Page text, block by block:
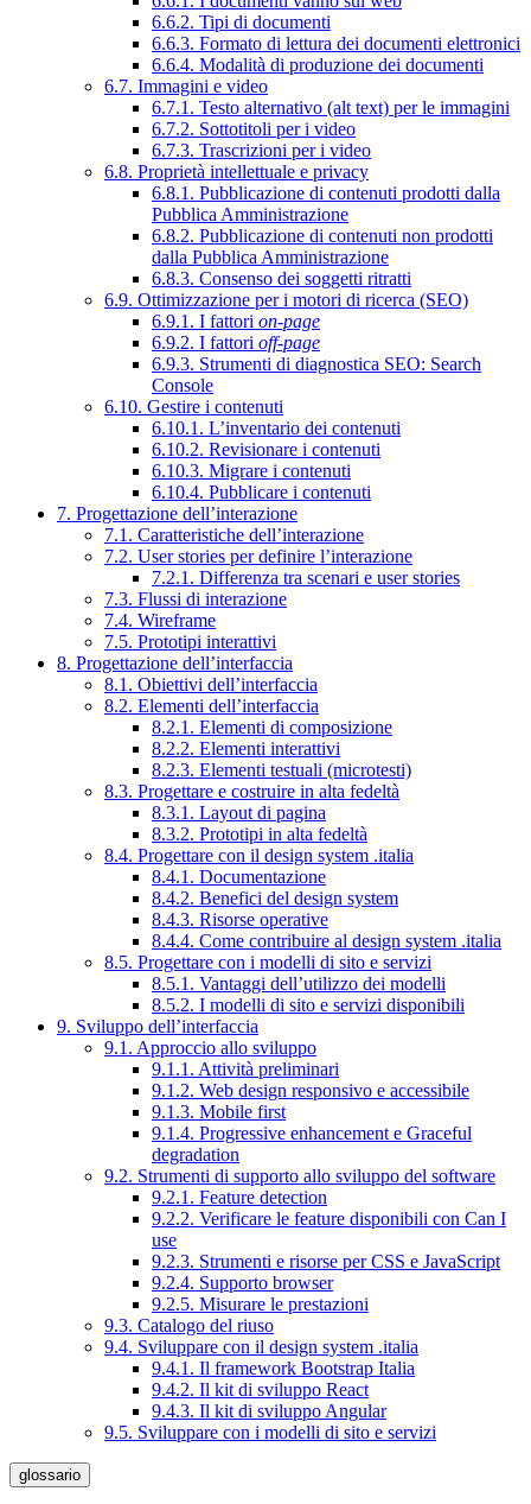
6.6.2. Tipi di documenti
6.6.3. Formato di lettura dei documenti elettronici
6.6.4. Modalità di produzione dei documenti
6.7. Immagini e video
6.7.1. Testo alternativo (alt text) per le immagini
6.7.2. Sottotitoli per i video
6.7.3. Trascrizioni per i video
6.8. Proprietà intellettuale e privacy
6.8.1. Pubblicazione di contenuti prodotti dalla
Pubblica Amministrazione
6.8.2. Pubblicazione di contenuti non prodotti
dalla Pubblica Amministrazione
6.8.3. Consenso dei soggetti ritratti
6.9. Ottimizzazione per i motori di ricerca (SEO)
6.9.1. I fattori on-page
6.9.2. I fattori off-page
6.9.3. Strumenti di diagnostica SEO: Search
Console
6.10. Gestire i contenuti
6.10.1. L’inventario dei contenuti
6.10.2. Revisionare i contenuti
6.10.3. Migrare i contenuti
6.10.4. Pubblicare i contenuti
7. Progettazione dell’interazione
7.1. Caratteristiche dell’interazione
7.2. User stories per definire l’interazione
7.2.1. Differenza tra scenari e user stories
7.3. Flussi di interazione
7.4. Wireframe
7.5. Prototipi interattivi
8. Progettazione dell’interfaccia
8.1. Obiettivi dell’interfaccia
8.2. Elementi dell’interfaccia
8.2.1. Elementi di composizione
8.2.2. Elementi interattivi
8.2.3. Elementi testuali (microtesti)
8.3. Progettare e costruire in alta fedeltà
8.3.1. Layout di pagina
8.3.2. Prototipi in alta fedeltà
8.4. Progettare con il design system .italia
8.4.1. Documentazione
8.4.2. Benefici del design system
8.4.3. Risorse operative
8.4.4. Come contribuire al design system .italia
8.5. Progettare con i modelli di sito e servizi
8.5.1. Vantaggi dell’utilizzo dei modelli
8.5.2. I modelli di sito e servizi disponibili
9. Sviluppo dell’interfaccia
9.1. Approccio allo sviluppo
9.1.1. Attività preliminari
9.1.2. Web design responsivo e accessibile
9.1.3. Mobile first
9.1.4. Progressive enhancement e Graceful
degradation
9.2. Strumenti di supporto allo sviluppo del software
9.2.1. Feature detection
9.2.2. Verificare le feature disponibili con Can I
use
9.2.3. Strumenti e risorse per CSS e JavaScript
9.2.4. Supporto browser
9.2.5. Misurare le prestazioni
9.3. Catalogo del riuso
9.4. Sviluppare con il design system .italia
9.4.1. Il framework Bootstrap Italia
9.4.2. Il kit di sviluppo React
9.4.3. Il kit di sviluppo Angular
9.5. Sviluppare con i modelli di sito e servizi
glossario